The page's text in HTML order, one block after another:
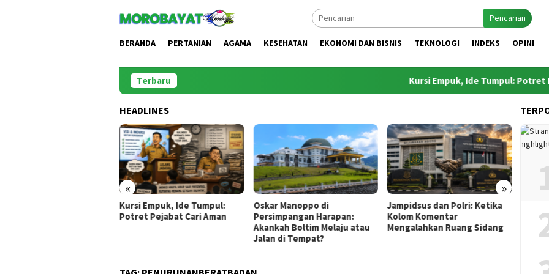
Pencarian
BERANDA PERTANIAN AGAMA KESEHATAN EKONOMI DAN BISNIS TEKNOLOGI INDEKS OPINI
Terbaru Kursi Empuk, Ide Tumpul: Potret
HEADLINES
« »
Oskar Manoppo di
Persimpangan Harapan:
Jampidsus dan Polri: Ketika
Kolom Komentar
Mengalahkan Ruang Sidang
MBG, Efisiensi dan Catatan
Belanja Ibu Rumah Tangga
yang Layak Ditiru Negara